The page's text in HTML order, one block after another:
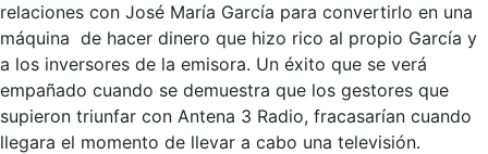
relaciones con José María García para convertirlo en una
máquina de hacer dinero que hizo rico al propio García y
a los inversores de la emisora. Un éxito que se verá
empañado cuando se demuestra que los gestores que
supieron triunfar con Antena 3 Radio, fracasarían cuando
llegara el momento de llevar a cabo una televisión.